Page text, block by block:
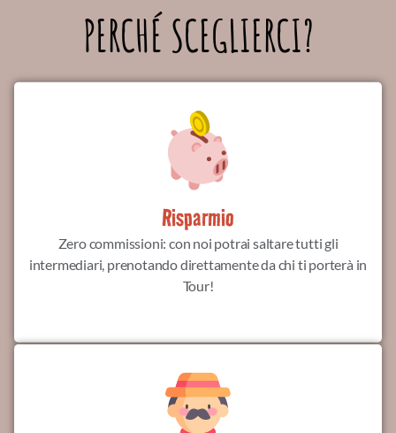
PERCHÉ SCEGLIERCI?
Risparmio
Zero commissioni: con noi potrai saltare tutti gli
intermediari, prenotando direttamente da chi ti porterà in
Tour!